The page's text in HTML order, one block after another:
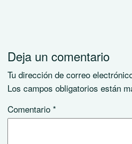
Deja un comentario
Tu dirección de correo
Los campos obligatorios están
Comentario *